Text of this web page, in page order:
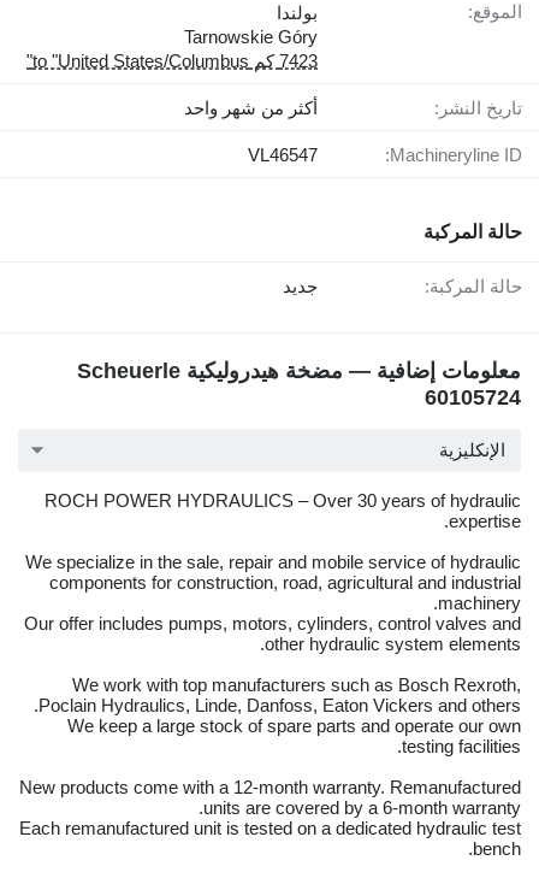
الموقع:
بولندا
Tarnowskie Góry
7423 كم to "United States/Columbus"
تاريخ النشر: أكثر من شهر واحد
Machineryline ID:
VL46547
حالة المركبة
حالة المركبة: جديد
معلومات إضافية — مضخة هيدروليكية Scheuerle
60105724
الإنكليزية
ROCH POWER HYDRAULICS – Over 30 years of hydraulic
expertise.
We specialize in the sale, repair and mobile service of hydraulic
components for construction, road, agricultural and industrial
machinery.
Our offer includes pumps, motors, cylinders, control valves and
other hydraulic system elements.
We work with top manufacturers such as Bosch Rexroth,
Poclain Hydraulics, Linde, Danfoss, Eaton Vickers and others.
We keep a large stock of spare parts and operate our own
testing facilities.
New products come with a 12-month warranty. Remanufactured
units are covered by a 6-month warranty.
Each remanufactured unit is tested on a dedicated hydraulic test
bench.